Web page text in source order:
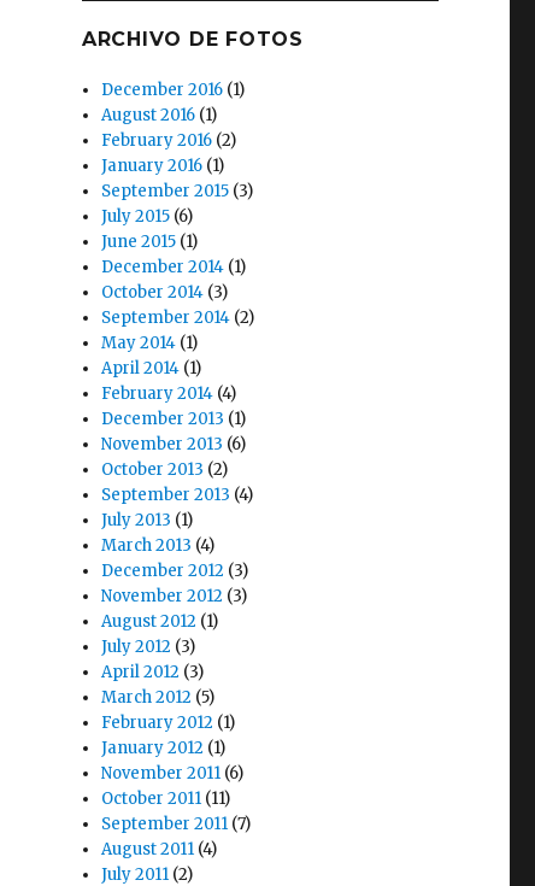
ARCHIVO DE FOTOS
December 2016 (1)
August 2016 (1)
February 2016 (2)
January 2016 (1)
September 2015 (3)
July 2015 (6)
June 2015 (1)
December 2014 (1)
October 2014 (3)
September 2014 (2)
May 2014 (1)
April 2014 (1)
February 2014 (4)
December 2013 (1)
November 2013 (6)
October 2013 (2)
September 2013 (4)
July 2013 (1)
March 2013 (4)
December 2012 (3)
November 2012 (3)
August 2012 (1)
July 2012 (3)
April 2012 (3)
March 2012 (5)
February 2012 (1)
January 2012 (1)
November 2011 (6)
October 2011 (11)
September 2011 (7)
August 2011 (4)
July 2011 (2)